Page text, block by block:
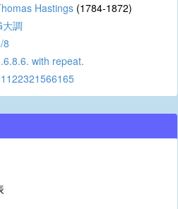
Hastings (1784-1872)
大調
8
with repeat.